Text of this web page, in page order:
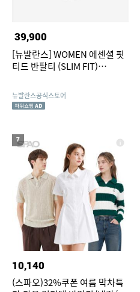
39,900
[뉴발란스] WOMEN 에센셜 핏
티드 반팔티 (SLIM FIT)
뉴발란스공식스토어
7
10,140
(스파오)32%쿠폰 여름 막차특